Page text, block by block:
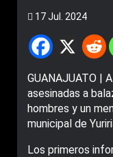
17 Jul. 2024
GUANAJUATO |
asesinadas a
hombres y un
municipal de
Los primeros